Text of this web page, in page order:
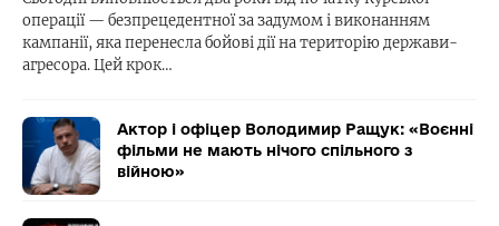
операції — безпрецедентної за задумом і виконанням
кампанії, яка перенесла бойові дії на територію держави-
агресора. Цей крок…
Актор і офіцер Володимир Ращук: «Воєнні
фільми не мають нічого спільного з
війною»